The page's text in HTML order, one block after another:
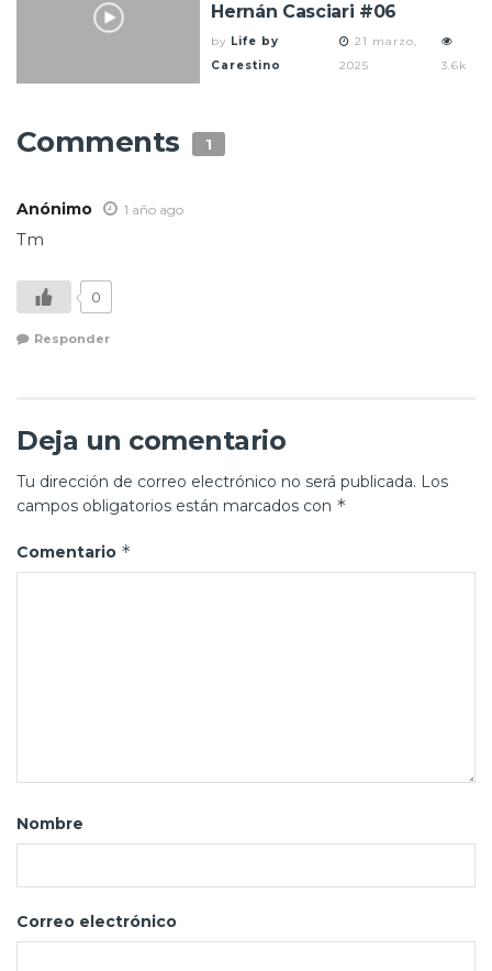
Hernán Casciari #06
by Life by
Carestino
21 marzo,
2025
3.6k
Comments 1
Anónimo 1 año ago
Tm
0
Responder
Deja un comentario
Tu dirección de correo electrónico no será publicada. Los
campos obligatorios están marcados con *
Comentario *
Nombre
Correo electrónico